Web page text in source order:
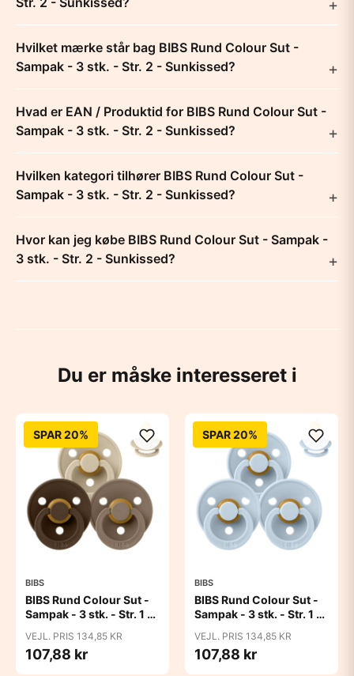
Hvilket mærke står bag BIBS Rund Colour Sut -
Sampak - 3 stk. - Str. 2 - Sunkissed?
Hvad er EAN / Produktid for BIBS Rund Colour Sut -
Sampak - 3 stk. - Str. 2 - Sunkissed?
Hvilken kategori tilhører BIBS Rund Colour Sut -
Sampak - 3 stk. - Str. 2 - Sunkissed?
Hvor kan jeg købe BIBS Rund Colour Sut - Sampak -
3 stk. - Str. 2 - Sunkissed?
Du er måske interesseret i
SPAR 20%
BIBS
BIBS Rund Colour Sut -
Sampak - 3 stk. - Str. 1 -
VEJL. PRIS 134,85 KR
107,88 kr
SPAR 20%
BIBS
BIBS Rund Colour Sut -
Sampak - 3 stk. - Str. 1 -
VEJL. PRIS 134,85 KR
107,88 kr